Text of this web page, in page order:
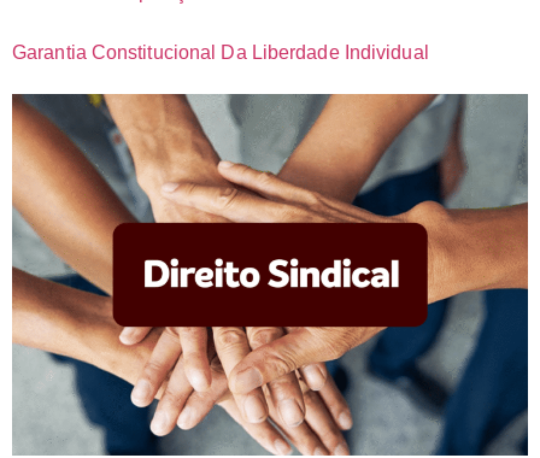
Garantia Constitucional Da Liberdade Individual